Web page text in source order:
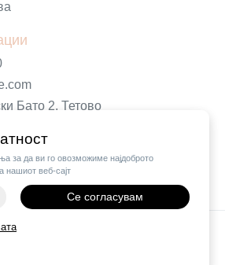
за да ви го овозможиме најдоброто
нашиот веб-сајт
Се согласувам +
Бато 2, Тетово
Vendor x
колачиња